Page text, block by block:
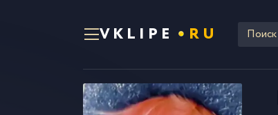
VKLIPE RU